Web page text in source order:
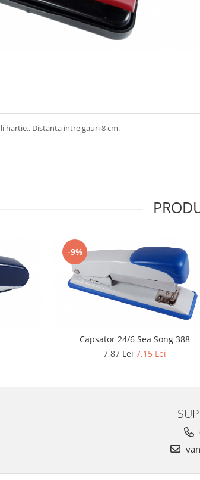
hartie.. Distanta intre gauri 8 cm.
-9%
Capsator 24/6 Sea Song 388
7,87 Lei7,15 Lei